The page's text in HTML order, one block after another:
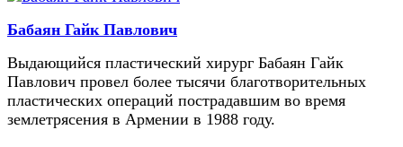
Бабаян Гайк Павлович
Выдающийся пластический хирург Бабаян Гайк
Павлович провел более тысячи благотворительных
пластических операций пострадавшим во время
землетрясения в Армении в 1988 году.